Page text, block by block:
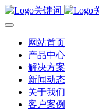
网站首页
产品中心
解决方案
新闻动态
关于我们
客户案例